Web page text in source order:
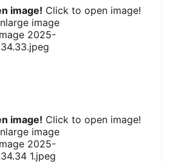
image! Click to open image!
image! Click to open image!